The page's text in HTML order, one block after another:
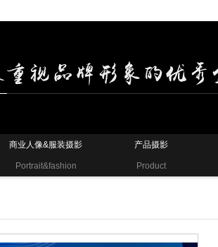
商业人像&服装摄影
Portrait&fashion
产品摄影
Product